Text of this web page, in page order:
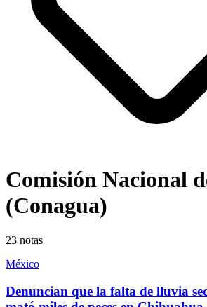
Comisión Nacional
(Conagua)
23 notas
México
Denuncian que la falta de lluvia